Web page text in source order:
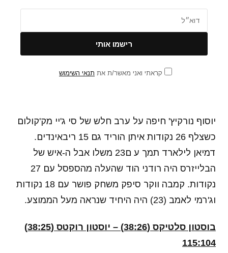
קראתי ואני מאשר/ת את תנאי השימוש
יוסוף נורקיץ' חיפה על ערב חלש של סי ג'יי מק'קולום
כשצלף 26 נקודות איתן הוריד גם 15 ריבאינדים.
דמיאן לילארד תמך ע ם23 משלו אבל ה-איש של
הבלייזרס היה רודני הוד שהעלה מהספסל עם 27
נקודות. קמבה ווקר סיפק משחק פושר עם 18 נקודות
וג'רמי לאמב (23) היה היחיד שנראה מעל הממוצע.
בוסטון סלטיקס (38:26) – יוסטון רוקטס (38:25)
115:104